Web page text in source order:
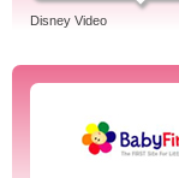
Disney Video